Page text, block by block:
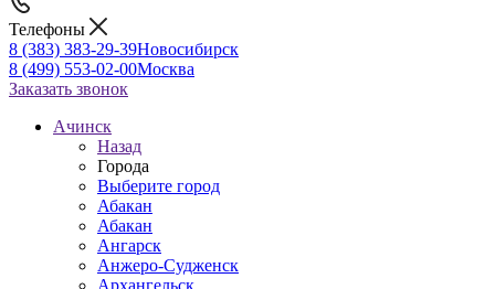
Телефоны
8 (383) 383-29-39Новосибирск
8 (499) 553-02-00Москва
Заказать звонок
Ачинск
Назад
Города
Выберите город
Абакан
Абакан
Ангарск
Анжеро-Судженск
Архангельск